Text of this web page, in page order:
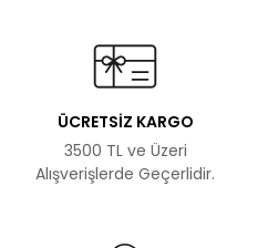
ÜCRETSİZ KARGO
3500 TL ve Üzeri
Alışverişlerde Geçerlidir.